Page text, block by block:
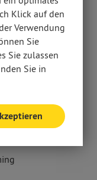
Klick auf den
Verwendung
Sie
Sie zulassen
Sie in